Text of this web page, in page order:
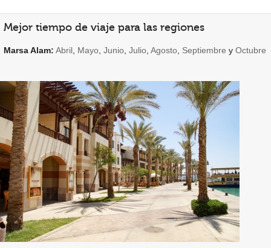
Mejor tiempo de viaje para las regiones
Marsa Alam: Abril Mayo Junio Julio Agosto Septiembre y Octubre